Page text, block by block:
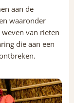
aan de
waaronder
van rieten
die aan een